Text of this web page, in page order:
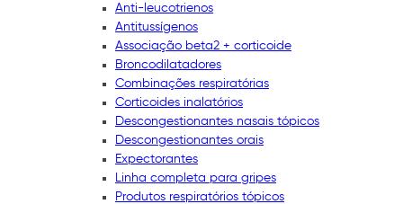
Anti-leucotrienos
Antitussígenos
Associação beta2 + corticoide
Broncodilatadores
Combinações respiratórias
Corticoides inalatórios
Descongestionantes nasais tópicos
Descongestionantes orais
Expectorantes
Linha completa para gripes
Produtos respiratórios tópicos